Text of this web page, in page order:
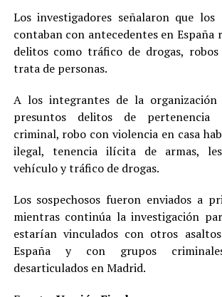
Los investigadores señalaron que los
contaban con antecedentes en España
delitos como tráfico de drogas,
trata de personas.
A los integrantes de la
presuntos delitos de pertenencia
criminal, robo con violencia en casa
ilegal, tenencia ilícita de armas,
vehículo y tráfico de drogas.
Los sospechosos fueron enviados a
mientras continúa la investigación
estarían vinculados con otros
España y con grupos
desarticulados en Madrid.